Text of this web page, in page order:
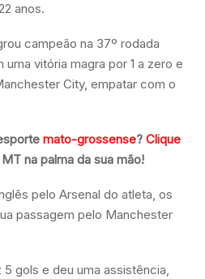
anos.
campeão na 37º rodada
vitória magra por 1 a zero e
City, empatar com o
mato-grossense? Clique
na palma da sua mão!
pelo Arsenal do atleta, os
passagem pelo Manchester
gols e deu uma assistência,